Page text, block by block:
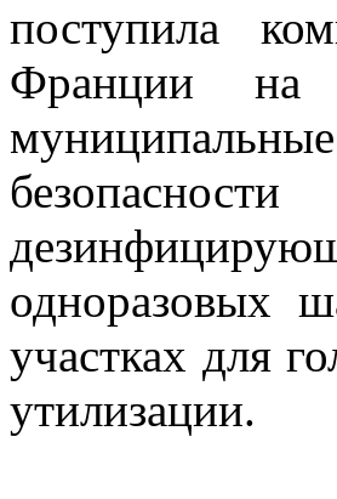
поступила
Франции на
одноразовых
участках для
утилизации.